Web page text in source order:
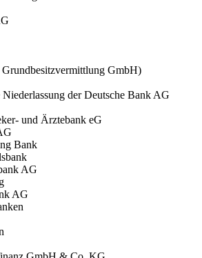
GmbH)
der Deutsche Bank AG
und Ärztebank eG
Bank
AG
AG